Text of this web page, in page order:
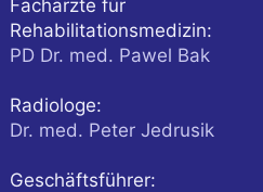
Fachärzte für
Rehabilitationsmedizin:
PD Dr. med. Pawel Bak
Radiologe:
Dr. med. Peter Jedrusik
Geschäftsführer: